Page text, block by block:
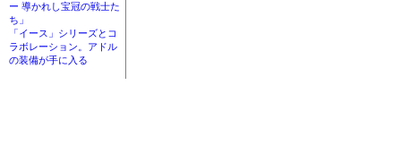
ー 導かれし宝冠の戦士た
ち」
「イース」シリーズとコ
ラボレーション。アドル
の装備が手に入る